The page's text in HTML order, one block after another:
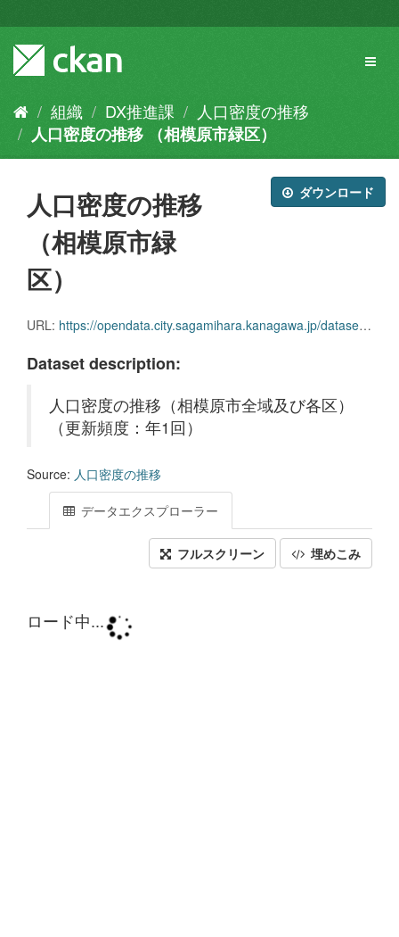
キ
組織 DX推進課
人口密度の推移
人口密度の推移 （相模原市緑区）
ダウンロード
人口密度の推移
（相模原市緑
区）
URL: https://opendata.city.sagamihara.kanagawa.jp/dataset/3d14561b-bf17-4de8-b9cc-577a7f4a1d4e/resource/0624dedd-eec2-41f1-86fc-bb220a1e24bb/download/jinkomitsudo_14151midori_h22.04.csv
Dataset description:
人口密度の推移（相模原市全域及び各区）
（更新頻度：年1回）
Source: 人口密度の推移
データエクスプローラー
フルスクリーン 埋めこみ